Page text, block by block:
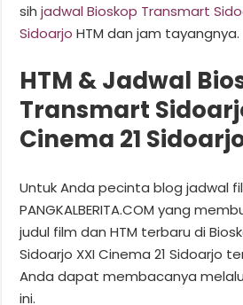
sihjadwal Bioskop Transmart
Sidoarjo HTM dan jam tayangnya.
HTM & Jadwal
Transmart
Cinema 21
Untuk Anda pecinta blog jadwal
PANGKALBERITA.COM yang
judul film dan HTM terbaru di
Sidoarjo XXI Cinema 21 Sidoarjo
Anda dapat membacanya
ini.